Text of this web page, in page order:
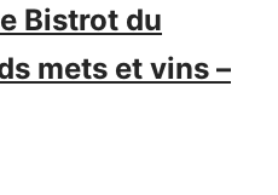
Bistrot du
mets et vins –